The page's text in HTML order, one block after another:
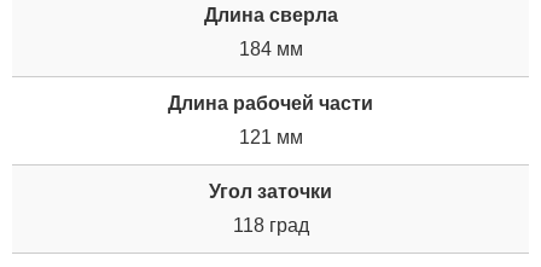
Длина сверла
184 мм
Длина рабочей части
121 мм
Угол заточки
118 град